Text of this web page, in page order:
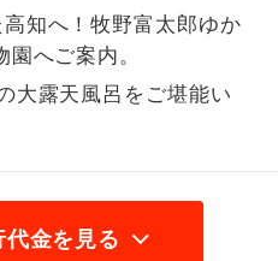
知へ！牧野富太郎ゆか
へご案内。
大露天風呂をご堪能い
金を見る
出発可能な個人型プランで
様限定でご参加いただけるコー